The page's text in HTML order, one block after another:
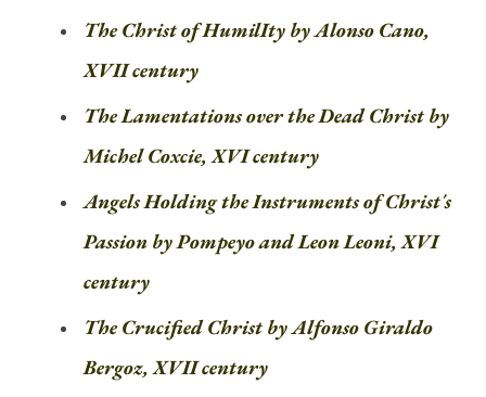
The Christ of HumilIty by Alonso Cano,
XVII century
The Lamentations over the Dead Christ by
Michel Coxcie, XVI century
Angels Holding the Instruments of Christ´s
Passion by Pompeyo and Leon Leoni, XVI
century
The Crucified Christ by Alfonso Giraldo
Bergoz, XVII century